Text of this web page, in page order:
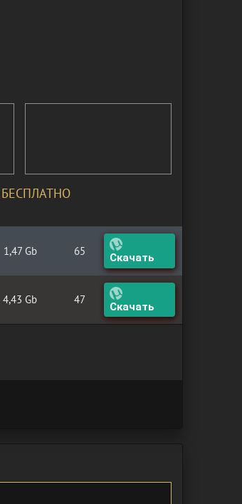
1,47 Gb 65 Скачать
4,43 Gb 47 Скачать